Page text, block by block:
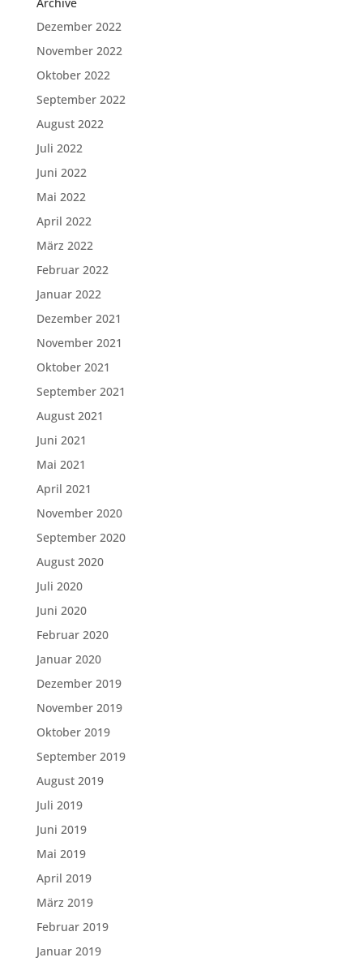
Dezember 2022
November 2022
Oktober 2022
September 2022
August 2022
Juli 2022
Juni 2022
Mai 2022
April 2022
März 2022
Februar 2022
Januar 2022
Dezember 2021
November 2021
Oktober 2021
September 2021
August 2021
Juni 2021
Mai 2021
April 2021
November 2020
September 2020
August 2020
Juli 2020
Juni 2020
Februar 2020
Januar 2020
Dezember 2019
November 2019
Oktober 2019
September 2019
August 2019
Juli 2019
Juni 2019
Mai 2019
April 2019
März 2019
Februar 2019
Januar 2019